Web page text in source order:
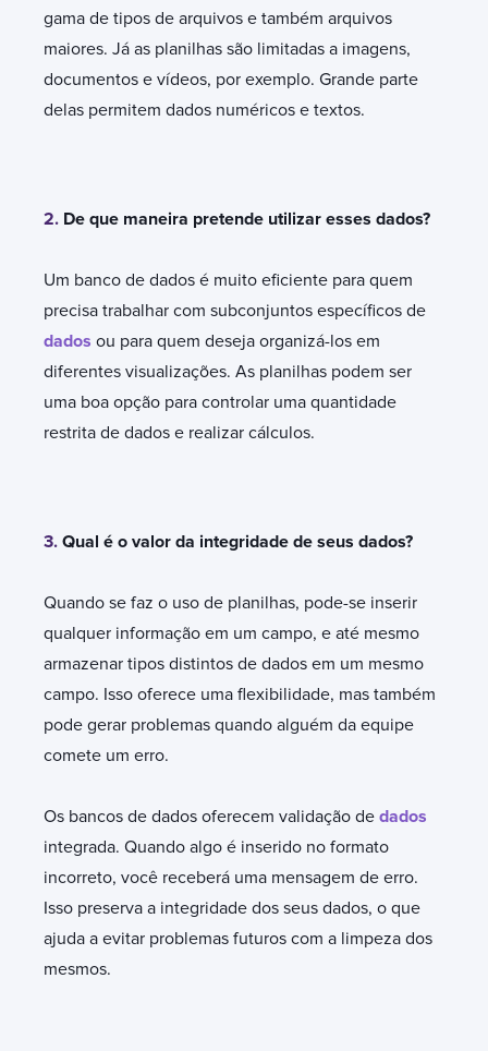
gama de tipos de arquivos e também arquivos
maiores. Já as planilhas são limitadas a imagens,
documentos e vídeos, por exemplo. Grande parte
delas permitem dados numéricos e textos.
2. De que maneira pretende utilizar esses dados?
Um banco de dados é muito eficiente para quem
precisa trabalhar com subconjuntos específicos de
dados ou para quem deseja organizá-los em
diferentes visualizações. As planilhas podem ser
uma boa opção para controlar uma quantidade
restrita de dados e realizar cálculos.
3. Qual é o valor da integridade de seus dados?
Quando se faz o uso de planilhas, pode-se inserir
qualquer informação em um campo, e até mesmo
armazenar tipos distintos de dados em um mesmo
campo. Isso oferece uma flexibilidade, mas também
pode gerar problemas quando alguém da equipe
comete um erro.
Os bancos de dados oferecem validação de dados
integrada. Quando algo é inserido no formato
incorreto, você receberá uma mensagem de erro.
Isso preserva a integridade dos seus dados, o que
ajuda a evitar problemas futuros com a limpeza dos
mesmos.